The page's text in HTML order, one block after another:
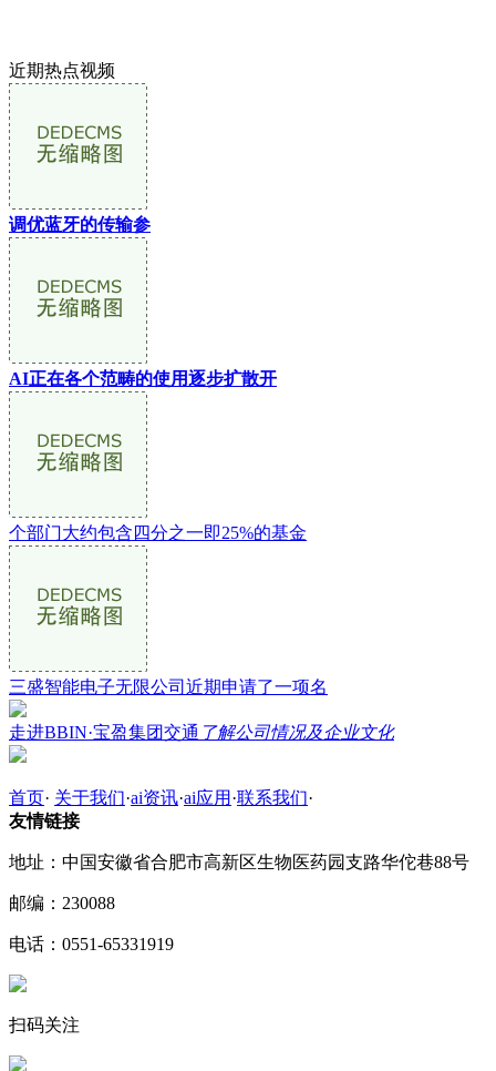
近期热点视频
调优蓝牙的传输参
AI正在各个范畴的使用逐步扩散开
个部门大约包含四分之一即25%的基金
三盛智能电子无限公司近期申请了一项名
走进BBIN·宝盈集团交通 了解公司情况及企业文化
首页· 关于我们·ai资讯·ai应用 ·联系我们·
友情链接
地址：中国安徽省合肥市高新区生物医药园支路华佗巷88号
邮编：230088
电话：0551-65331919
扫码关注